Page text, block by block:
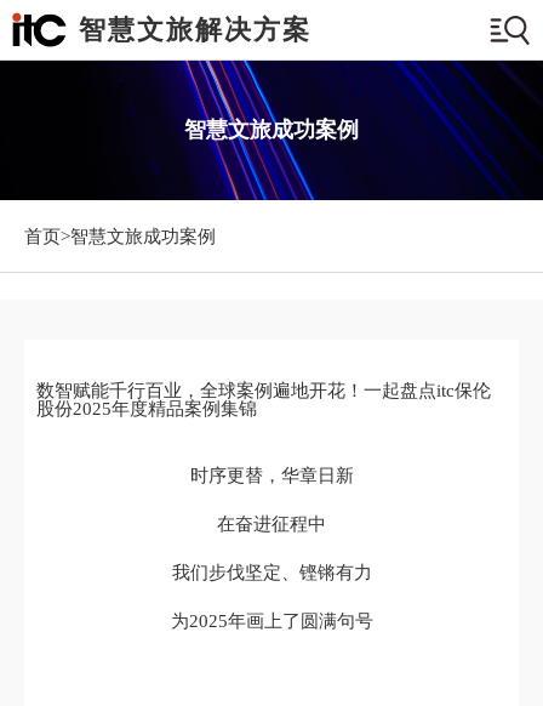
智慧文旅解决方案
智慧文旅成功案例
首页>智慧文旅成功案例
数智赋能千行百业，全球案例遍地开花！一起盘点itc保伦
股份2025年度精品案例集锦
时序更替，华章日新
在奋进征程中
我们步伐坚定、铿锵有力
为2025年画上了圆满句号